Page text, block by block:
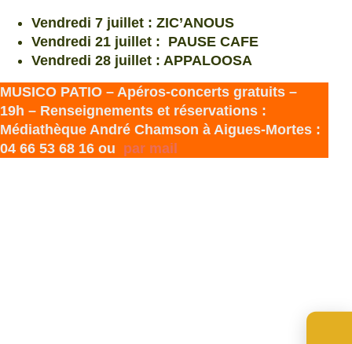
Vendredi 7 juillet : ZIC’ANOUS
Vendredi 21 juillet : PAUSE CAFE
Vendredi 28 juillet : APPALOOSA
MUSICO PATIO – Apéros-concerts gratuits –
19h – Renseignements et réservations :
Médiathèque André Chamson à Aigues-Mortes :
04 66 53 68 16 ou par mail